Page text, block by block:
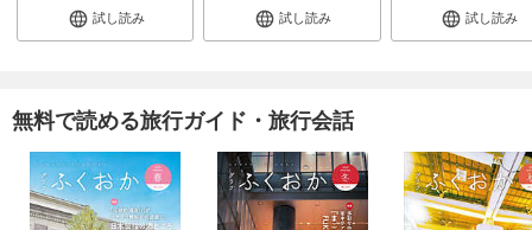
試し読み 試し読み 試し読み
無料で読める旅行ガイド・旅行会話